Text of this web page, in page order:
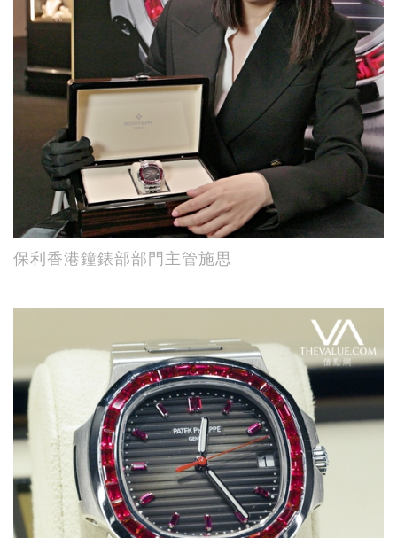
保利香港鐘錶部部門主管施思